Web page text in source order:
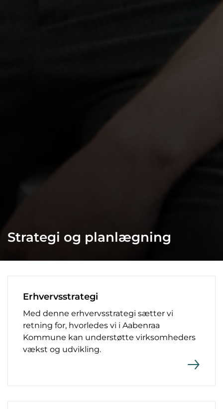
Strategi og planlægning
Erhvervsstrategi
Med denne erhvervsstrategi sætter vi
retning for, hvorledes vi i Aabenraa
Kommune kan understøtte virksomheders
vækst og udvikling.